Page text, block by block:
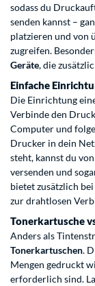
sodass du
senden kannst –
platzieren und von
zugreifen.
Geräte, die
Einfache
Die Einrichtung
Verbinde den
Computer und
Drucker in dein
steht, kannst du
versenden und
bietet zusätzlich
zur drahtlosen
Tonerkartusche
Anders als
Tonerkartuschen.
Mengen gedruckt
erforderlich sind.